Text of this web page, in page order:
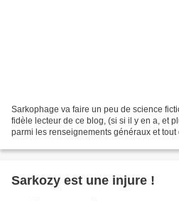
Sarkophage va faire un peu de science
fidèle lecteur de ce blog, (si si il y en a, et
parmi les renseignements généraux et
Sarkozy est une injure !